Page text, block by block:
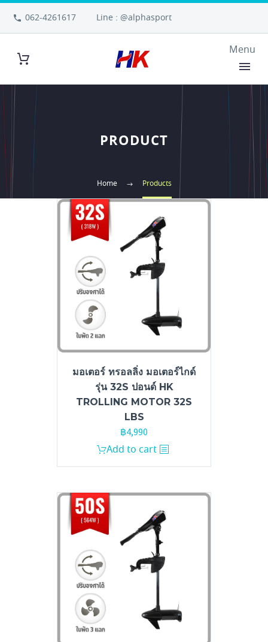
062-4261617 Line : @alphasport
PRODUCT
Home Products
มอเตอร์ ทรอลลิ่ง มอเตอร์ไกด์
รุ่น 32S ปอนด์ HK
TROLLING MOTOR 32S
LBS
฿4,990
Add to cart